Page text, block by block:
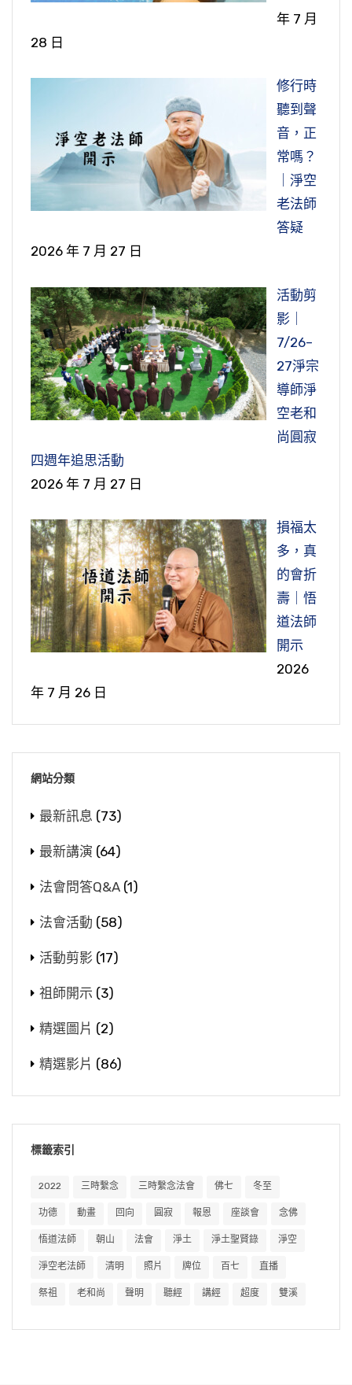
年 7 月
28 日
修行時
聽到聲
音，正
常嗎？
｜淨空
老法師
答疑
2026 年 7 月 27 日
活動剪
影｜
7/26–
27淨宗
導師淨
空老和
尚圓寂
四週年追思活動
2026 年 7 月 27 日
損福太
多，真
的會折
壽｜悟
道法師
開示
2026
年 7 月 26 日
網站分類
最新訊息 (73)
最新講演 (64)
法會問答Q&A (1)
法會活動 (58)
活動剪影 (17)
祖師開示 (3)
精選圖片 (2)
精選影片 (86)
標籤索引
2022 三時繫念 三時繫念法會 佛七 冬至
功德 動畫 回向 圓寂 報恩 座談會 念佛
悟道法師 朝山 法會 淨土 淨土聖賢錄 淨空
淨空老法師 清明 照片 牌位 百七 直播
祭祖 老和尚 聲明 聽經 講經 超度 雙溪